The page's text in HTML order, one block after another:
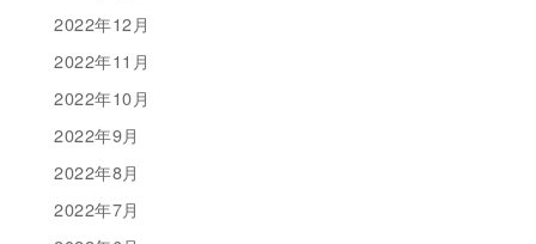
2022年12月
2022年11月
2022年10月
2022年9月
2022年8月
2022年7月